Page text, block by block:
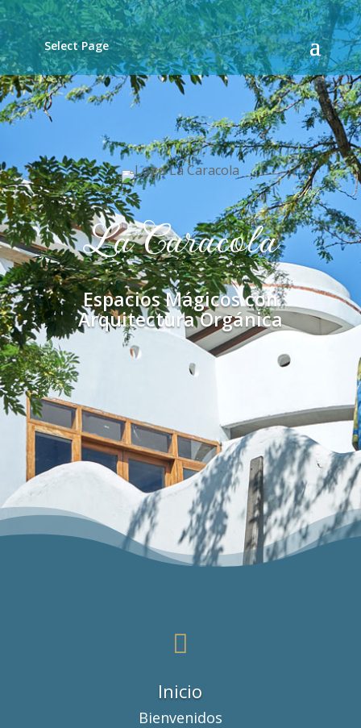
Select Page
La Caracola
Espacios Mágicos con
Arquitectura Orgánica

Inicio
Bienvenidos